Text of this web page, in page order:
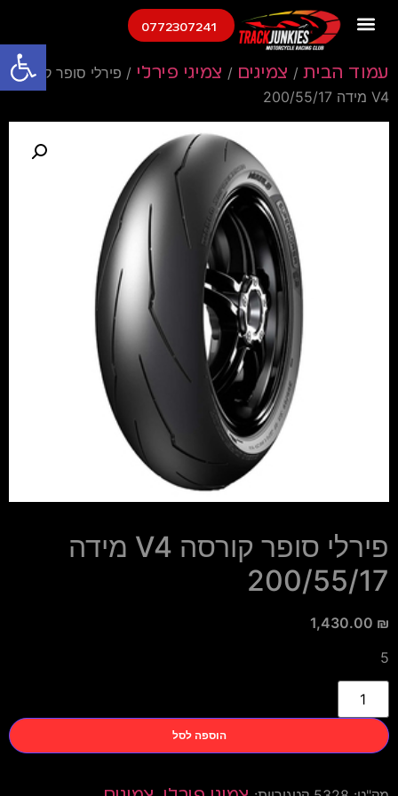
0772307241
עמוד הבית / צמיגים / צמיגי פירלי / פירלי סופר קורסה
V4 מידה 200/55/17
פירלי סופר קורסה V4 מידה
200/55/17
1,430.00 ₪
5
הוספה לסל